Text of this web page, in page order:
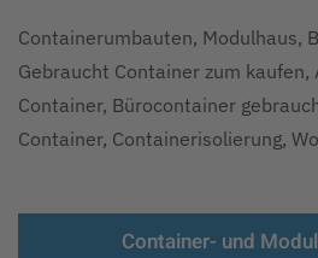
Containerumbauten, Modulhaus,
Gebraucht Container zum kaufen,
Container, Bürocontainer
Container, Containerisolierung,
Container- und